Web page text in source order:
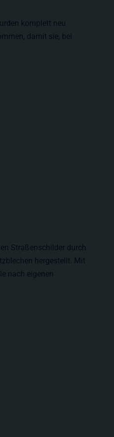
komplett neu
damit sie, bei
Straßenschilder durch
hergestellt. Mit
nach eigenen